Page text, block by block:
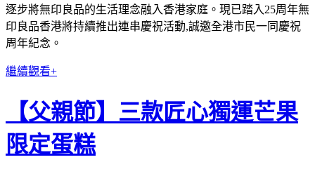
逐步將無印良品的生活理念融入香港家庭。現已踏入25周年無
印良品香港將持續推出連串慶祝活動,誠邀全港市民一同慶祝
周年紀念。
繼續觀看+
【父親節】三款匠心獨運芒果
限定蛋糕